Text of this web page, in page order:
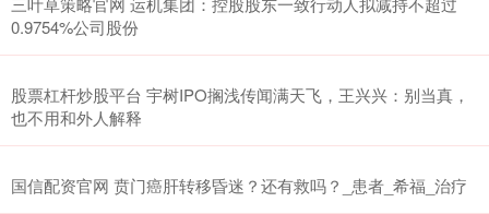
0.9754%公司股份
股票杠杆炒股平台 宇树IPO搁浅传闻满天飞，王兴兴：别当真，
也不用和外人解释
国信配资官网 贲门癌肝转移昏迷？还有救吗？_患者_希福_治疗